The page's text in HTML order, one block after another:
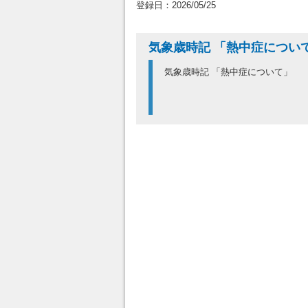
登録日：2026/05/25
気象歳時記 「熱中症につい
気象歳時記 「熱中症について」